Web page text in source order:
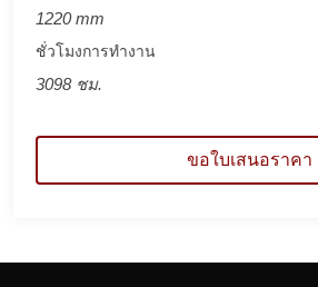
1220 mm
ชั่วโมงการทำงาน
3098 ชม.
ขอใบเสนอราคา